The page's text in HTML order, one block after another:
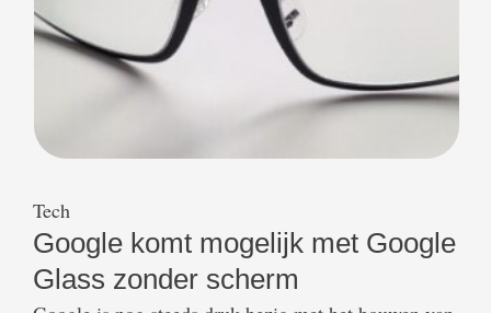
Tech
Google komt mogelijk met Google
Glass zonder scherm